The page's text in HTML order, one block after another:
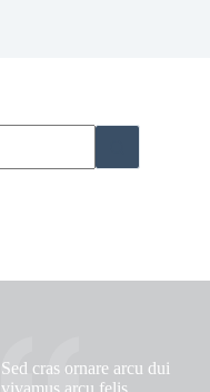
Sed cras ornare arcu dui
vivamus arcu felis.